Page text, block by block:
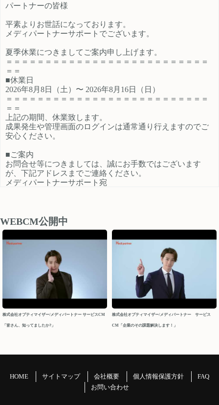
いただいているアフィリエイター様
連絡ください。
ール欄に注目のカテゴリを見たとい
う旨をご入力ください。 メディパー
ィリエイター様は「お問い合わせは
こちら」からご連絡ください。
パートナーの皆様
平素よりお世話になっております。
メディパートナーサポートでございます。
夏季休業につきましてご案内申し上げます。
＝＝＝＝＝＝＝＝＝＝＝＝＝＝＝＝＝＝＝＝＝＝＝＝＝＝
＝＝
■休業日
2026年8月8日（土）〜 2026年8月16日（日）
＝＝＝＝＝＝＝＝＝＝＝＝＝＝＝＝＝＝＝＝＝＝＝＝＝＝
＝＝
上記の期間、休業致します。
成果発生や管理画面のログインは通常通り行えますのでご
安心ください。
■ご案内
お問合せ等につきましては、誠にお手数ではございます
が、下記アドレスまでご連絡ください。
メディパートナーサポート宛
後、順次確認し対応させていただきます。
以上、ご迷惑をお掛け致しますが、どうぞよろしくお願い
申し上げます。
今後ともメディパートナーを何卒よろしくお願いいたしま
メディパートナーサポート
2026/04/10
ートでございます。
GW休業につきましてご案内申し上げます。
WEBCM公開中
株式会社オプティマイザー/メディパートナー サービスCM
「皆さん、知ってましたか?」
株式会社オプティマイザー/メディパートナー サービス
CM「企業のその課題解決します！」
HOME サイトマップ 会社概要 個人情報保護方針
FAQ
お問い合わせ